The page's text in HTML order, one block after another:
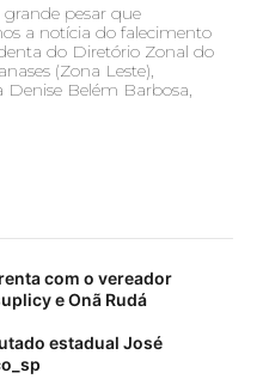
pesar que
a notícia do falecimento
do Diretório Zonal do
(Zona Leste),
Denise Belém Barbosa,
com o vereador
e Onã Rudá
estadual José